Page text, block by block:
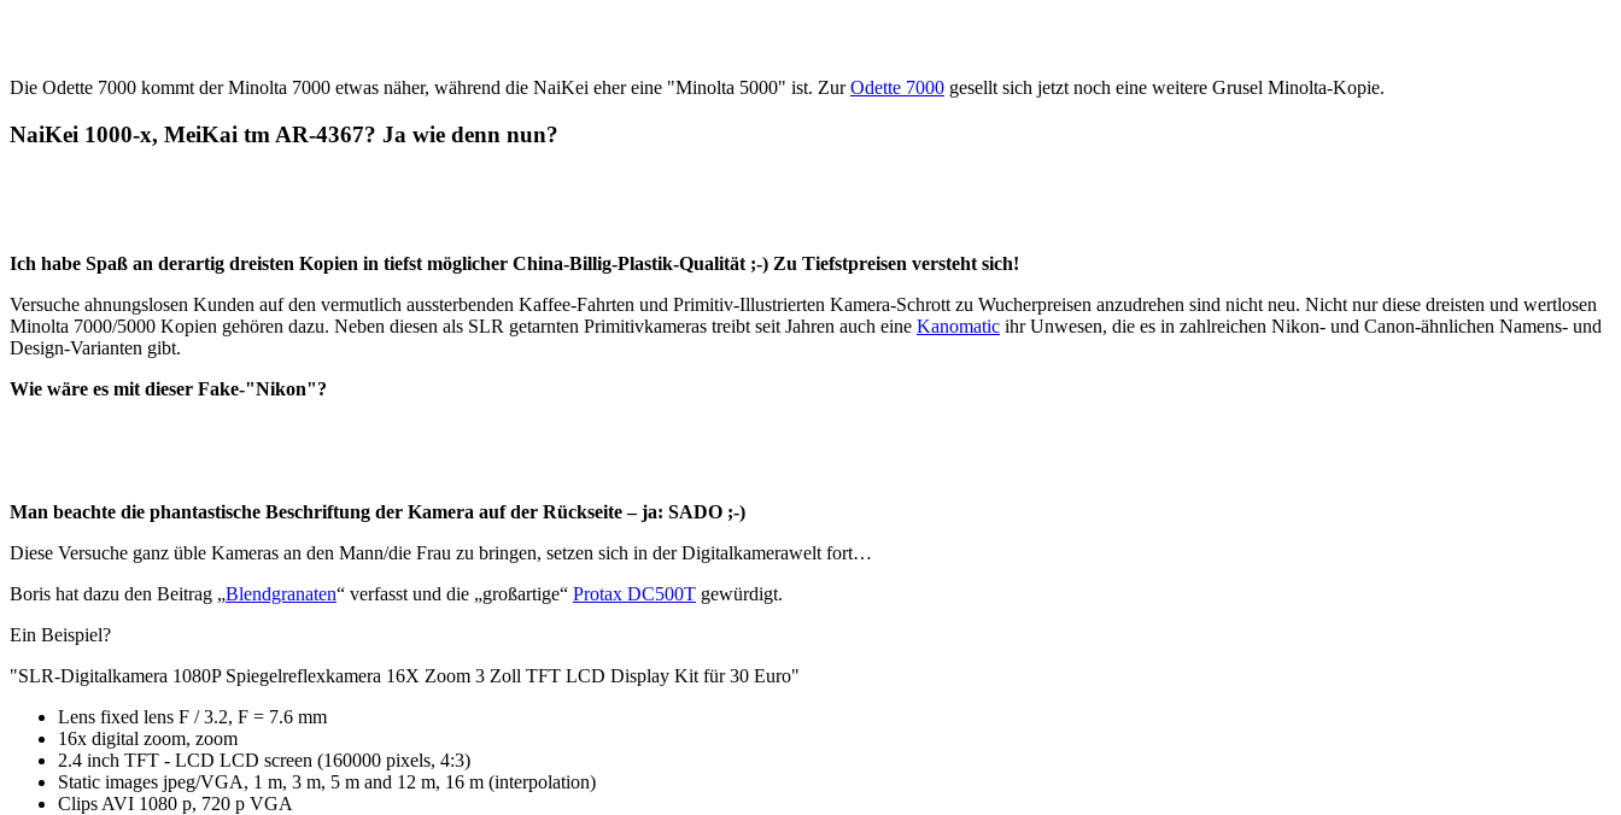
Die Odette 7000 kommt der Minolta 7000 etwas näher, während die NaiKei eher eine "Minolta 5000" ist. ZurOdette 7000 gesellt sich jetzt noch eine weitere Grusel Minolta-Kopie.
NaiKei 1000-x, MeiKai tm AR-4367? Ja wie denn nun?
Ich habe Spaß an derartig dreisten Kopien in tiefst möglicher China-Billig-Plastik-Qualität ;-) Zu Tiefstpreisen versteht sich!
Versuche ahnungslosen Kunden auf den vermutlich aussterbenden Kaffee-Fahrten und Primitiv-Illustrierten Kamera-Schrott zu Wucherpreisen anzudrehen sind nicht neu. Nicht nur diese dreisten und wertlosen
Minolta 7000/5000 Kopien gehören dazu. Neben diesen als SLR getarnten Primitivkameras treibt seit Jahren auch eine Kanomatic ihr Unwesen, die es in zahlreichen Nikon- und Canon-ähnlichen Namens- und
Design-Varianten gibt.
Wie wäre es mit dieser Fake-"Nikon"?
Man beachte die phantastische Beschriftung der Kamera auf der Rückseite – ja: SADO ;-)
Diese Versuche ganz üble Kameras an den Mann/die Frau zu bringen, setzen sich in der Digitalkamerawelt fort…
Boris hat dazu den Beitrag „Blendgranaten“ verfasst und die „großartige“ Protax DC500T gewürdigt.
Ein Beispiel?
"SLR-Digitalkamera 1080P Spiegelreflexkamera 16X Zoom 3 Zoll TFT LCD Display Kit für 30 Euro"
Lens fixed lens F / 3.2, F = 7.6 mm
16x digital zoom, zoom
2.4 inch TFT - LCD LCD screen (160000 pixels, 4:3)
Static images jpeg/VGA, 1 m, 3 m, 5 m and 12 m, 16 m (interpolation)
Clips AVI 1080 p, 720 p VGA